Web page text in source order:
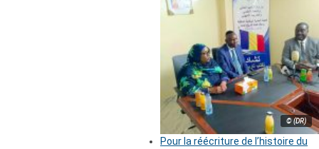
© (DR)
Pour la réécriture de l’histoire du